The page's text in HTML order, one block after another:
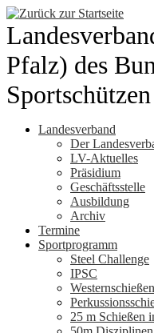
Zum
Inhalt
springen
Pfalz) des
Landesverband
Der
LV-Aktuelles
Präsidium
Geschäftsstelle
Ausbildung
Archiv
Termine
Sportprogramm
Steel Challenge
IPSC
25 m Schießen